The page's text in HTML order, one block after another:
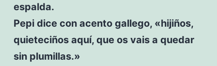
espalda.
Pepi dice con acento gallego, «hijiños,
quieteciños aquí, que os vais a quedar
sin plumillas.»